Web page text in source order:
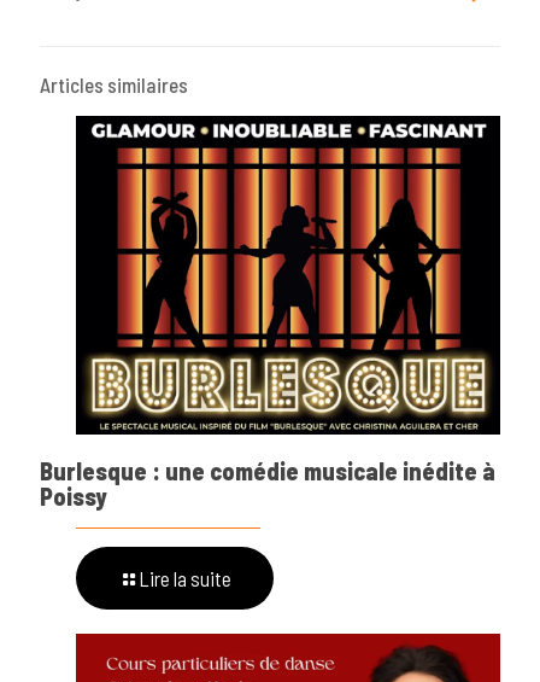
Articles similaires
Burlesque : une comédie musicale inédite à
Poissy
Lire la suite